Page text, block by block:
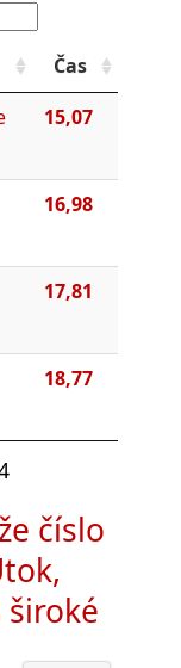
Čas
15,07
16,98
17,81
18,77
číslo
široké